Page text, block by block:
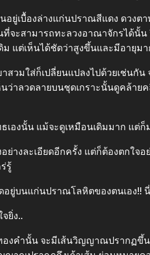
เบื้องล่างแก่นปราณสีแดง ดวงต
ที่จะสามารถทะลวงอาณาจักรได้นั้
ม แต่เห็นได้ชัดว่าสูงขึ้นและมีอา
วมใส่ก็เปลี่ยนแปลงไปด้วยเช่นกัน
ว่าลวดลายบนชุดเกราะนั้นดูคล้า
องนั้น แม้จะดูเหมือนเดิมมาก แต่
ย่างละเอียดอีกครั้ง แต่ก็ต้องตกใ
รู้
ยู่บนแก่นปราณโลหิตของตนเอง!!
ยิ่ง..
งคำนั้น จะมีเส้นวิญญาณปรากฏขึ้